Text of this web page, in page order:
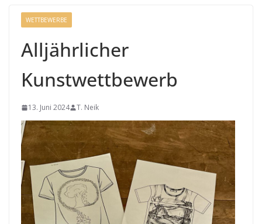
WETTBEWERBE
Alljährlicher
Kunstwettbewerb
13. Juni 2024 T. Neik